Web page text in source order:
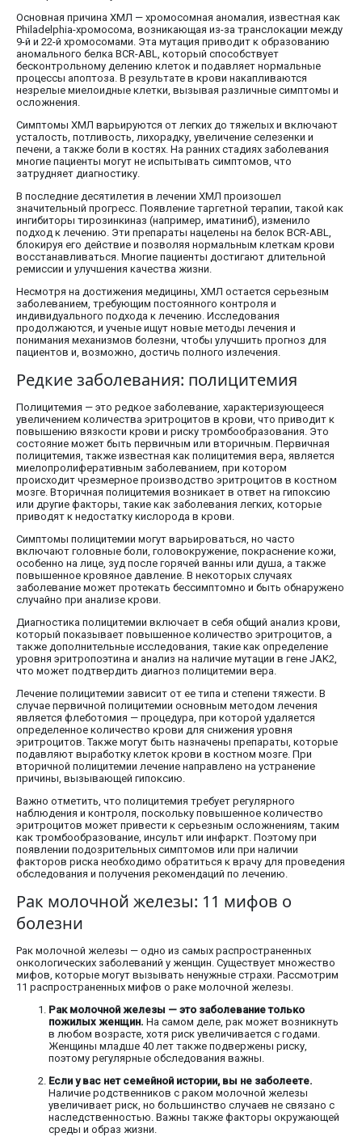
Основная причина ХМЛ — хромосомная аномалия, известная как
Philadelphia-хромосома, возникающая из-за транслокации между
9-й и 22-й хромосомами. Эта мутация приводит к образованию
аномального белка BCR-ABL, который способствует
бесконтрольному делению клеток и подавляет нормальные
процессы апоптоза. В результате в крови накапливаются
незрелые миелоидные клетки, вызывая различные симптомы и
осложнения.
Симптомы ХМЛ варьируются от легких до тяжелых и включают
усталость, потливость, лихорадку, увеличение селезенки и
печени, а также боли в костях. На ранних стадиях заболевания
многие пациенты могут не испытывать симптомов, что
затрудняет диагностику.
В последние десятилетия в лечении ХМЛ произошел
значительный прогресс. Появление таргетной терапии, такой как
ингибиторы тирозинкиназ (например, иматиниб), изменило
подход к лечению. Эти препараты нацелены на белок BCR-ABL,
блокируя его действие и позволяя нормальным клеткам крови
восстанавливаться. Многие пациенты достигают длительной
ремиссии и улучшения качества жизни.
Несмотря на достижения медицины, ХМЛ остается серьезным
заболеванием, требующим постоянного контроля и
индивидуального подхода к лечению. Исследования
продолжаются, и ученые ищут новые методы лечения и
понимания механизмов болезни, чтобы улучшить прогноз для
пациентов и, возможно, достичь полного излечения.
Редкие заболевания: полицитемия
Полицитемия — это редкое заболевание, характеризующееся
увеличением количества эритроцитов в крови, что приводит к
повышению вязкости крови и риску тромбообразования. Это
состояние может быть первичным или вторичным. Первичная
полицитемия, также известная как полицитемия вера, является
миелопролиферативным заболеванием, при котором
происходит чрезмерное производство эритроцитов в костном
мозге. Вторичная полицитемия возникает в ответ на гипоксию
или другие факторы, такие как заболевания легких, которые
приводят к недостатку кислорода в крови.
Симптомы полицитемии могут варьироваться, но часто
включают головные боли, головокружение, покраснение кожи,
особенно на лице, зуд после горячей ванны или душа, а также
повышенное кровяное давление. В некоторых случаях
заболевание может протекать бессимптомно и быть обнаружено
случайно при анализе крови.
Диагностика полицитемии включает в себя общий анализ крови,
который показывает повышенное количество эритроцитов, а
также дополнительные исследования, такие как определение
уровня эритропоэтина и анализ на наличие мутации в гене JAK2,
что может подтвердить диагноз полицитемии вера.
Лечение полицитемии зависит от ее типа и степени тяжести. В
случае первичной полицитемии основным методом лечения
является флеботомия — процедура, при которой удаляется
определенное количество крови для снижения уровня
эритроцитов. Также могут быть назначены препараты, которые
подавляют выработку клеток крови в костном мозге. При
вторичной полицитемии лечение направлено на устранение
причины, вызывающей гипоксию.
Важно отметить, что полицитемия требует регулярного
наблюдения и контроля, поскольку повышенное количество
эритроцитов может привести к серьезным осложнениям, таким
как тромбообразование, инсульт или инфаркт. Поэтому при
появлении подозрительных симптомов или при наличии
факторов риска необходимо обратиться к врачу для проведения
обследования и получения рекомендаций по лечению.
Рак молочной железы: 11 мифов о
болезни
Рак молочной железы — одно из самых распространенных
онкологических заболеваний у женщин. Существует множество
мифов, которые могут вызывать ненужные страхи. Рассмотрим
11 распространенных мифов о раке молочной железы.
Рак молочной железы — это заболевание только
пожилых женщин. На самом деле, рак может возникнуть
в любом возрасте, хотя риск увеличивается с годами.
Женщины младше 40 лет также подвержены риску,
поэтому регулярные обследования важны.
Если у вас нет семейной истории, вы не заболеете.
Наличие родственников с раком молочной железы
увеличивает риск, но большинство случаев не связано с
наследственностью. Важны также факторы окружающей
среды и образ жизни.